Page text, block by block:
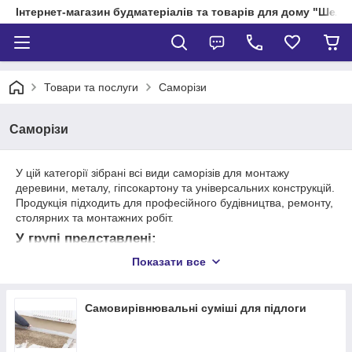
Інтернет-магазин будматеріалів та товарів для дому
Товари та послуги Саморізи
Саморізи
У цій категорії зібрані всі види саморізів для монтажу
деревини, металу, гіпсокартону та універсальних конструкцій.
Продукція підходить для професійного будівництва, ремонту,
столярних та монтажних робіт.
У групі представлені:
Саморізи по дереву— жовті, білі, фосфатовані, із
шестигранною головкою;
Гіпсокартонні саморізи (чорні фосфатовані)
металу та по дереву;
Показати все
Самовирівнювальні суміші для підлоги